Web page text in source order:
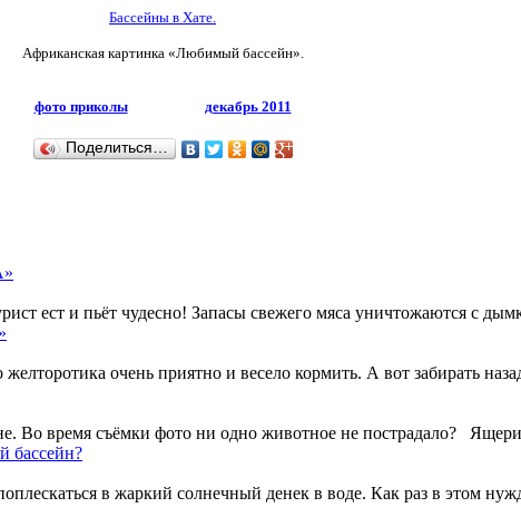
Бассейны в Хате.
Африканская картинка «Любимый бассейн».
фото приколы декабрь 2011
Поделиться…
ест и пьёт чудесно! Запасы свежего мяса уничтожаются с
очень приятно и весело кормить. А вот забирать
время съёмки фото ни одно животное не пострадало?
бассейн?
в жаркий солнечный денек в воде. Как раз в этом